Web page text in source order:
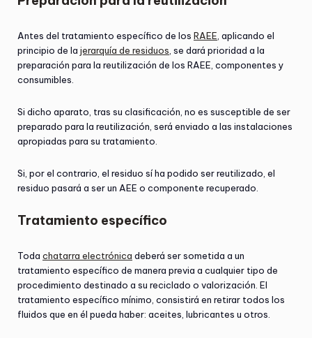
Antes del tratamiento específico de los RAEE , aplicando el
principio de la jerarquía de residuos , se dará prioridad a la
preparación para la reutilización de los RAEE, componentes y
consumibles.
Si dicho aparato, tras su clasificación, no es susceptible de ser
preparado para la reutilización, será enviado a las instalaciones
apropiadas para su tratamiento.
Si, por el contrario, el residuo sí ha podido ser reutilizado, el
residuo pasará a ser un AEE o componente recuperado.
Tratamiento específico
Toda chatarra electrónica deberá ser sometida a un
tratamiento específico de manera previa a cualquier tipo de
procedimiento destinado a su reciclado o valorización. El
tratamiento específico mínimo, consistirá en retirar todos los
fluidos que en él pueda haber: aceites, lubricantes u otros.